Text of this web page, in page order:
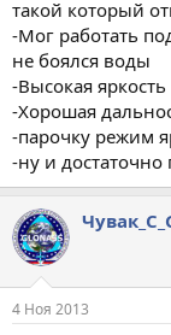
такой который
-Мог работать
не боялся воды
-Высокая яркость
-Хорошая
-парочку режим
-ну и
4 Ноя 2013